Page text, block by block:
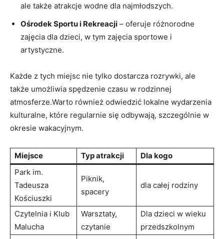
ale także atrakcje wodne dla najmłodszych.
Ośrodek Sportu i Rekreacji – oferuje różnorodne
zajęcia dla dzieci, w tym zajęcia sportowe i
artystyczne.
Każde z tych miejsc nie tylko dostarcza rozrywki, ale
także umożliwia spędzenie czasu w rodzinnej
atmosferze.Warto również odwiedzić lokalne wydarzenia
kulturalne, które regularnie się odbywają, szczególnie w
okresie wakacyjnym.
Miejsce Typ atrakcji
Dla kogo
Park im.
Tadeusza
Kościuszki
Piknik,
spacery
dla całej rodziny
Czytelnia i Klub
Malucha
Warsztaty,
czytanie
Dla dzieci w wieku
przedszkolnym